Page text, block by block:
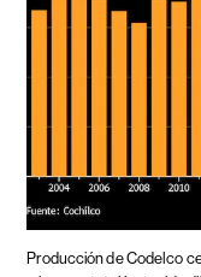
Producción de Codelco